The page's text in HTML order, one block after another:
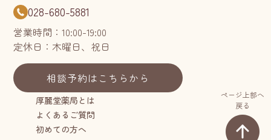
ページ上部へ
戻る
028-680-5881
営業時間：10:00-19:00
定休日：木曜日、祝日
相談予約はこちらから
厚麗堂薬局とは
よくあるご質問
初めての方へ